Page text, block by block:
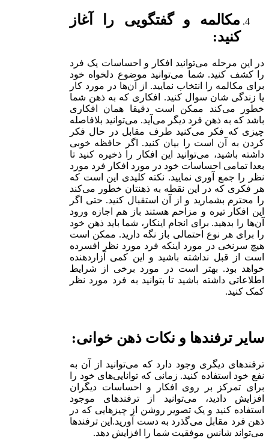
مکالمه و گفتگویی را آغاز
کنید:
در این مرحله می‌توانید افکار و احساسات یک فرد
را کشف کنید. شما می‌توانید موضوع دلخواه خود
برای مکالمه را انتخاب نمایید. از آن‌ها در مورد کار
یا زندگی شان سوال کنید. افکاری که به ذهن شما
خطور می‌کند ممکن است دقیقا همان افکاری
باشد که به ذهن فرد دیگر می‌آید. می‌توانید بلافاصله
چیزی که فکر می‌کنید طرف مقابل در حال فکر
کردن به آن است را بیان کنید. اگر حافظه خوبی
داشته باشید، می‌توانید این افکار را ذخیره کنید تا
بعدا تمامی احساسات خود در مورد افکار فرد مورد
نظر را جمع آوری نمایید. نکته کلیدی این است که
هر فکری که در این نقطه به ذهنتان خطور می‌کند
را محترم بشمارید و از آن استقبال کنید. حتی اگر
این افکار تیره و مزاحم هستند باز هم اجازه ورود
آن‌ها را بدهید. برای انجام اینکار، شما باید ذهن خود
را برای هر نوع احتمالی باز نگه دارید. ممکن است
هیچ سرنخی در مورد اینکه فرد مورد نظر افسرده
است از قبل نداشته باشید و این کمی آزاردهنده
خواهد بود. بهتر است در مورد برخی از شرایط
اطلاعاتی داشته باشید تا بتوانید به فرد مورد نظر
کمک کنید.
سایر ترفندها و نکات ذهن خوانی:
ترفندهای دیگری وجود دارد که می‌توانید از آن به
نفع خود استفاده کنید. زمانی که توانایی‌های خود را
برای تمرکز بر روی افکار و احساسات دیگران
افزایش دادید، می‌توانید از ترفندهای موجود
استفاده کنید و یک تصویر روشن از چیز‌هایی که در
ذهن فرد مقابل می‌گذرد به دست آورید.این ترفندها
می‌تواند شانس موفقیت شما را افزایش دهد.